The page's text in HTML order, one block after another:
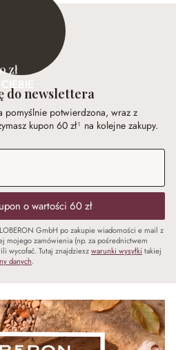
zł
do newslettera
pomyślnie potwierdzona, wraz z
kupon 60 zł¹ na kolejne zakupy.
o wartości 60 zł
GmbH po zakupie wiadomości e mail z
mojego zamówienia (np. za pośrednictwem
wycofać. Tutaj znajdzieszwarunki wysyłki takiej
danych.